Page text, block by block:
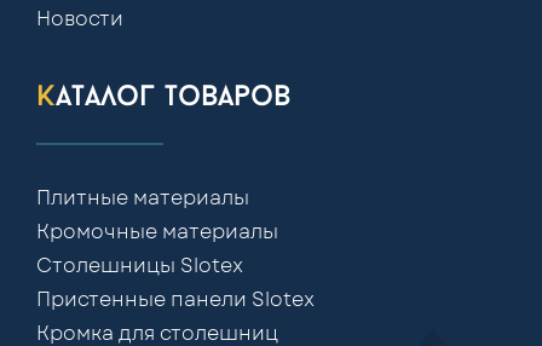
Новости
каталог товаров
Плитные материалы
Кромочные материалы
Столешницы Slotex
Пристенные панели Slotex
Кромка для столешниц